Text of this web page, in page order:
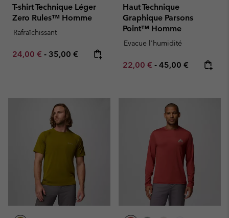
T-shirt Technique Léger
Zero Rules™ Homme
Rafraîchissant
Minimum sale price:
24,00 € - Maximum price:
35,00 €
Haut Technique
Graphique Parsons
Point™ Homme
Evacue l'humidité
Minimum sale price:
22,00 € - Maximum price:
45,00 €